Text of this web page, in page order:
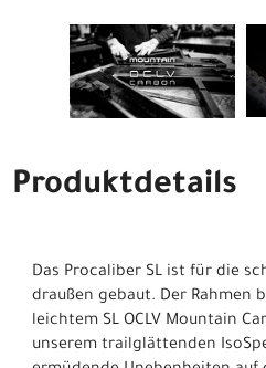
Produktdetails
Das Procaliber SL ist für die
draußen gebaut. Der Rahmen
leichtem SL OCLV Mountain
unserem trailglättenden